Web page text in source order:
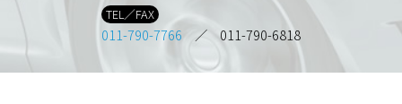
TEL／FAX
011-790-7766 ／ 011-790-6818